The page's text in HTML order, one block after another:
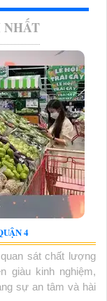
4
sát chất lượng
giàu kinh nghiệm,
sự an tâm và hài